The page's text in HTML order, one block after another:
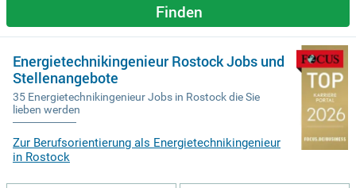
Finden
Energietechnikingenieur Rostock Jobs und
Stellenangebote
35 Energietechnikingenieur Jobs in Rostock die Sie
lieben werden
Zur Berufsorientierung als Energietechnikingenieur
in Rostock